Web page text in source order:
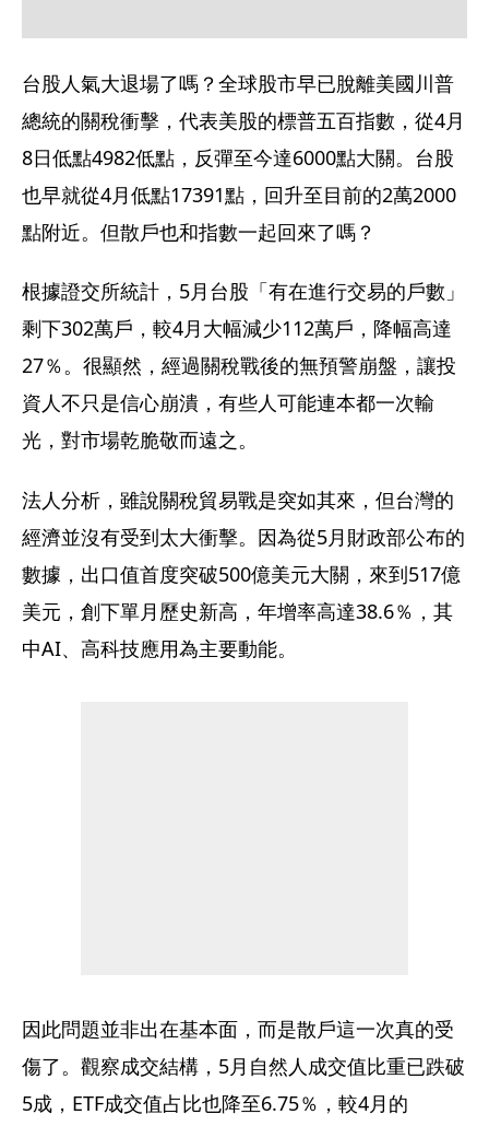
台股人氣大退場了嗎？全球股市早已脫離美國川普
總統的關稅衝擊，代表美股的標普五百指數，從4月
8日低點4982低點，反彈至今達6000點大關。台股
也早就從4月低點17391點，回升至目前的2萬2000
點附近。但散戶也和指數一起回來了嗎？
根據證交所統計，5月台股「有在進行交易的戶數」
剩下302萬戶，較4月大幅減少112萬戶，降幅高達
27％。很顯然，經過關稅戰後的無預警崩盤，讓投
資人不只是信心崩潰，有些人可能連本都一次輸
光，對市場乾脆敬而遠之。
法人分析，雖說關稅貿易戰是突如其來，但台灣的
經濟並沒有受到太大衝擊。因為從5月財政部公布的
數據，出口值首度突破500億美元大關，來到517億
美元，創下單月歷史新高，年增率高達38.6％，其
中AI、高科技應用為主要動能。
因此問題並非出在基本面，而是散戶這一次真的受
傷了。觀察成交結構，5月自然人成交值比重已跌破
5成，ETF成交值占比也降至6.75％，較4月的